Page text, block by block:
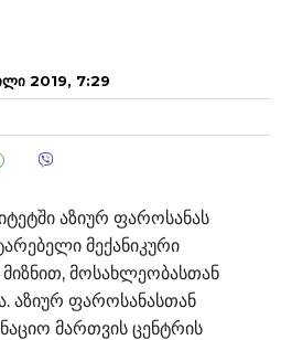
2019, 7:29
აზიურ ფაროსანას
მექანიკური
მოსახლეობასთან
აზიურ ფაროსანასთან
მართვის ცენტრის